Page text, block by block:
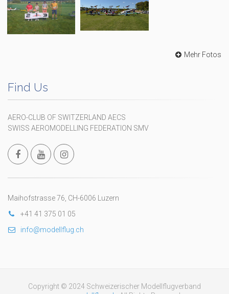
Mehr Fotos
Find Us
AERO-CLUB OF SWITZERLAND AECS
SWISS AEROMODELLING FEDERATION SMV
Maihofstrasse 76, CH-6006 Luzern
+41 41 375 01 05
info@modellflug.ch
Copyright © 2024 Schweizerischer Modellflugverband